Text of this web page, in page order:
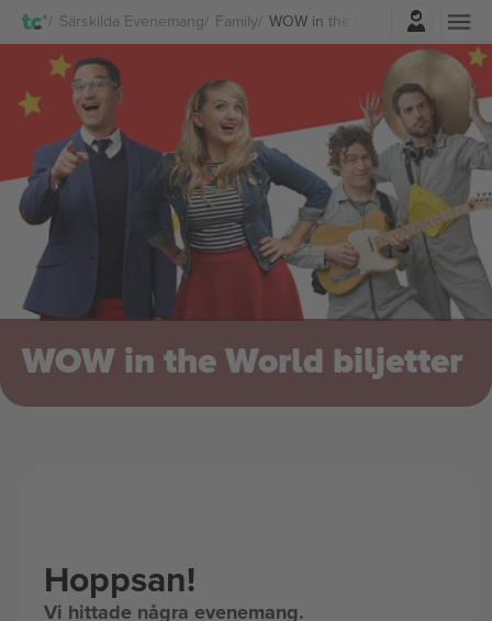
Särskilda Evenemang Family WOW in the World biljetter
Logga in
WOW in the World biljetter
Hoppsan!
Vi hittade några evenemang.